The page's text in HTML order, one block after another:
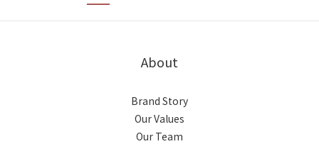
About
Brand Story
Our Values
Our Team